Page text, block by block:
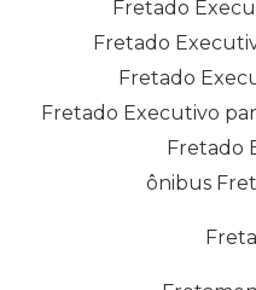
Fretado
Fretado
Fretado
Fretado Executivo
Fretado
ônibus